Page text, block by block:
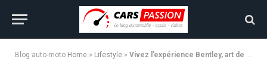
Blog auto-moto Home » Lifestyle » Vivez l’expérience Bentley, art de vivre et savoir-faire en Bourgogne